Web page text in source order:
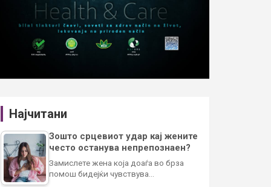
Најчитани
Зошто срцевиот удар кај жените
често останува непрепознаен?
Замислете жена која доаѓа во брза
помош бидејќи чувствува…